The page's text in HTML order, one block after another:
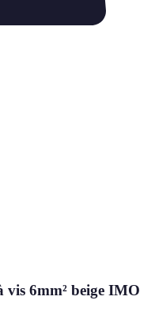
vis 6mm² beige IMO